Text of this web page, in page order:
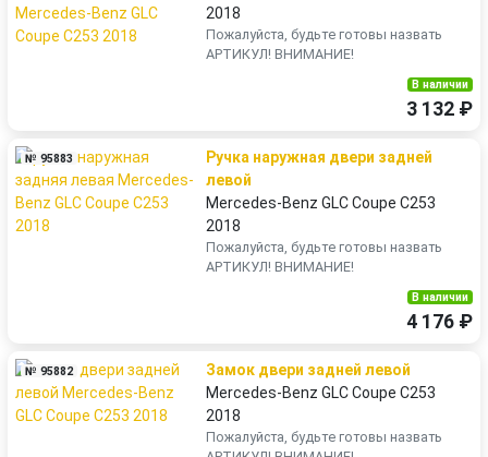
2018
Пожалуйста, будьте готовы назвать
АРТИКУЛ! ВНИМАНИЕ!
В наличии
3 132 ₽
№ 95883
Ручка наружная двери задней
левой
Mercedes-Benz GLC Coupe C253
2018
Пожалуйста, будьте готовы назвать
АРТИКУЛ! ВНИМАНИЕ!
В наличии
4 176 ₽
№ 95882
Замок двери задней левой
Mercedes-Benz GLC Coupe C253
2018
Пожалуйста, будьте готовы назвать